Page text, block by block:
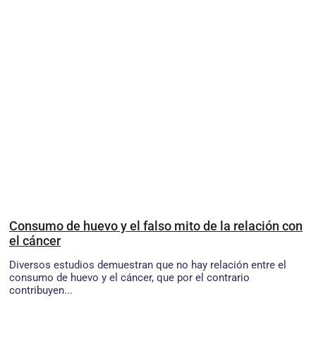
Consumo de huevo y el falso mito de la relación con
el cáncer
Diversos estudios demuestran que no hay relación entre el
consumo de huevo y el cáncer, que por el contrario
contribuyen...